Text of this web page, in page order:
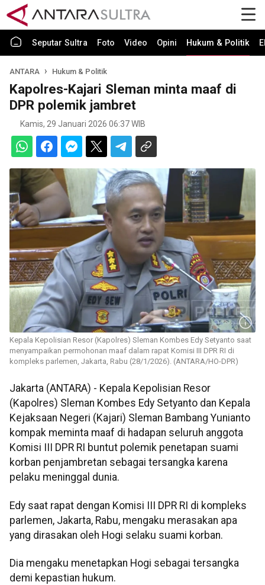
Seputar Sultra Foto Video Opini Hukum & Politik
ANTARA Hukum & Politik
Kapolres-Kajari Sleman minta maaf di
DPR polemik jambret
Kamis, 29 Januari 2026 06:37 WIB
Kepala Kepolisian Resor (Kapolres) Sleman Kombes Edy Setyanto saat
menyampaikan permohonan maaf dalam rapat Komisi III DPR RI di
kompleks parlemen, Jakarta, Rabu (28/1/2026). (ANTARA/HO-DPR)
Jakarta (ANTARA) - Kepala Kepolisian Resor
(Kapolres) Sleman Kombes Edy Setyanto dan Kepala
Kejaksaan Negeri (Kajari) Sleman Bambang Yunianto
kompak meminta maaf di hadapan seluruh anggota
Komisi III DPR RI buntut polemik penetapan suami
korban penjambretan sebagai tersangka karena
pelaku meninggal dunia.
Edy saat rapat dengan Komisi III DPR RI di kompleks
parlemen, Jakarta, Rabu, mengaku merasakan apa
yang dirasakan oleh Hogi selaku suami korban.
Dia mengaku menetapkan Hogi sebagai tersangka
demi kepastian hukum.